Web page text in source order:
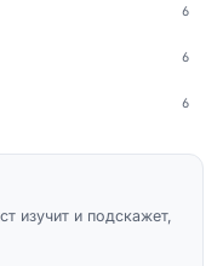
6
6
6
изучит и подскажет,